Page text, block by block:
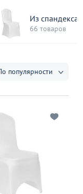
Из спандекса
66 товаров
популярности